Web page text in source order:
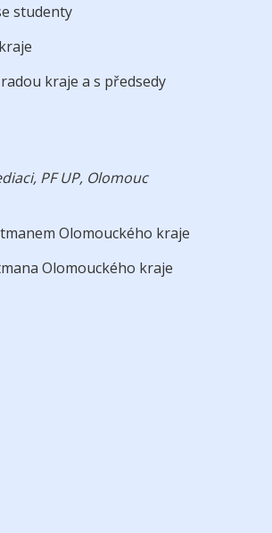
studenty
kraje a s předsedy
PF UP, Olomouc
Olomouckého kraje
Olomouckého kraje